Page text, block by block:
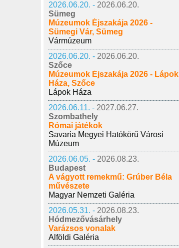
2026.06.20. - 2026.06.20.
Sümeg
Múzeumok Éjszakája 2026 -
Sümegi Vár, Sümeg
Vármúzeum
2026.06.20. - 2026.06.20.
Szőce
Múzeumok Éjszakája 2026 - Lápok
Háza, Szőce
Lápok Háza
2026.06.11. - 2027.06.27.
Szombathely
Római játékok
Savaria Megyei Hatókörű Városi
Múzeum
2026.06.05. - 2026.08.23.
Budapest
A vágyott remekmű: Grúber Béla
művészete
Magyar Nemzeti Galéria
2026.05.31. - 2026.08.23.
Hódmezővásárhely
Varázsos vonalak
Alföldi Galéria